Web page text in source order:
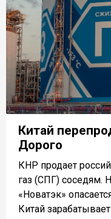
Китай
Дорого
КНР продает
газ (СПГ) соседям.
«Новатэк»
Китай